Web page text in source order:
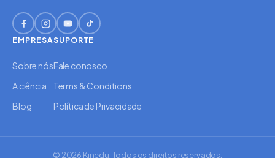
EMPRESA
Sobre nós
A ciência
Blog
SUPORTE
Fale conosco
Terms & Conditions
Política de Privacidade
© 2026 Kinedu. Todos os direitos reservados.